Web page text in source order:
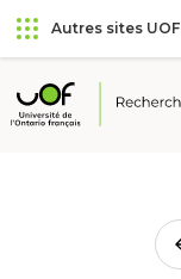
Aller
au
principal
Passer
au
Autres sites UOF
Université